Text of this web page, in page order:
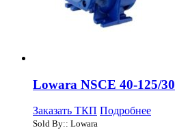
Lowara NSCE 40-125/30
Заказать ТКП Подробнее
Sold By:: Lowara